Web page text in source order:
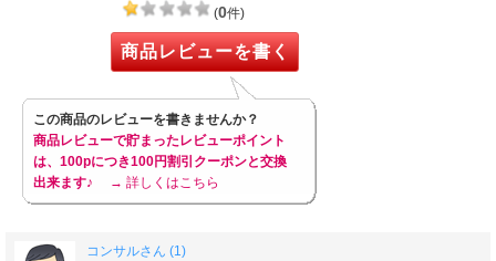
(0件)
商品レビューを書く
この商品のレビューを書きませんか？
商品レビューで貯まったレビューポイント
は、100pにつき100円割引クーポンと交換
出来ます♪
→ 詳しくはこちら
コンサルさん (1)